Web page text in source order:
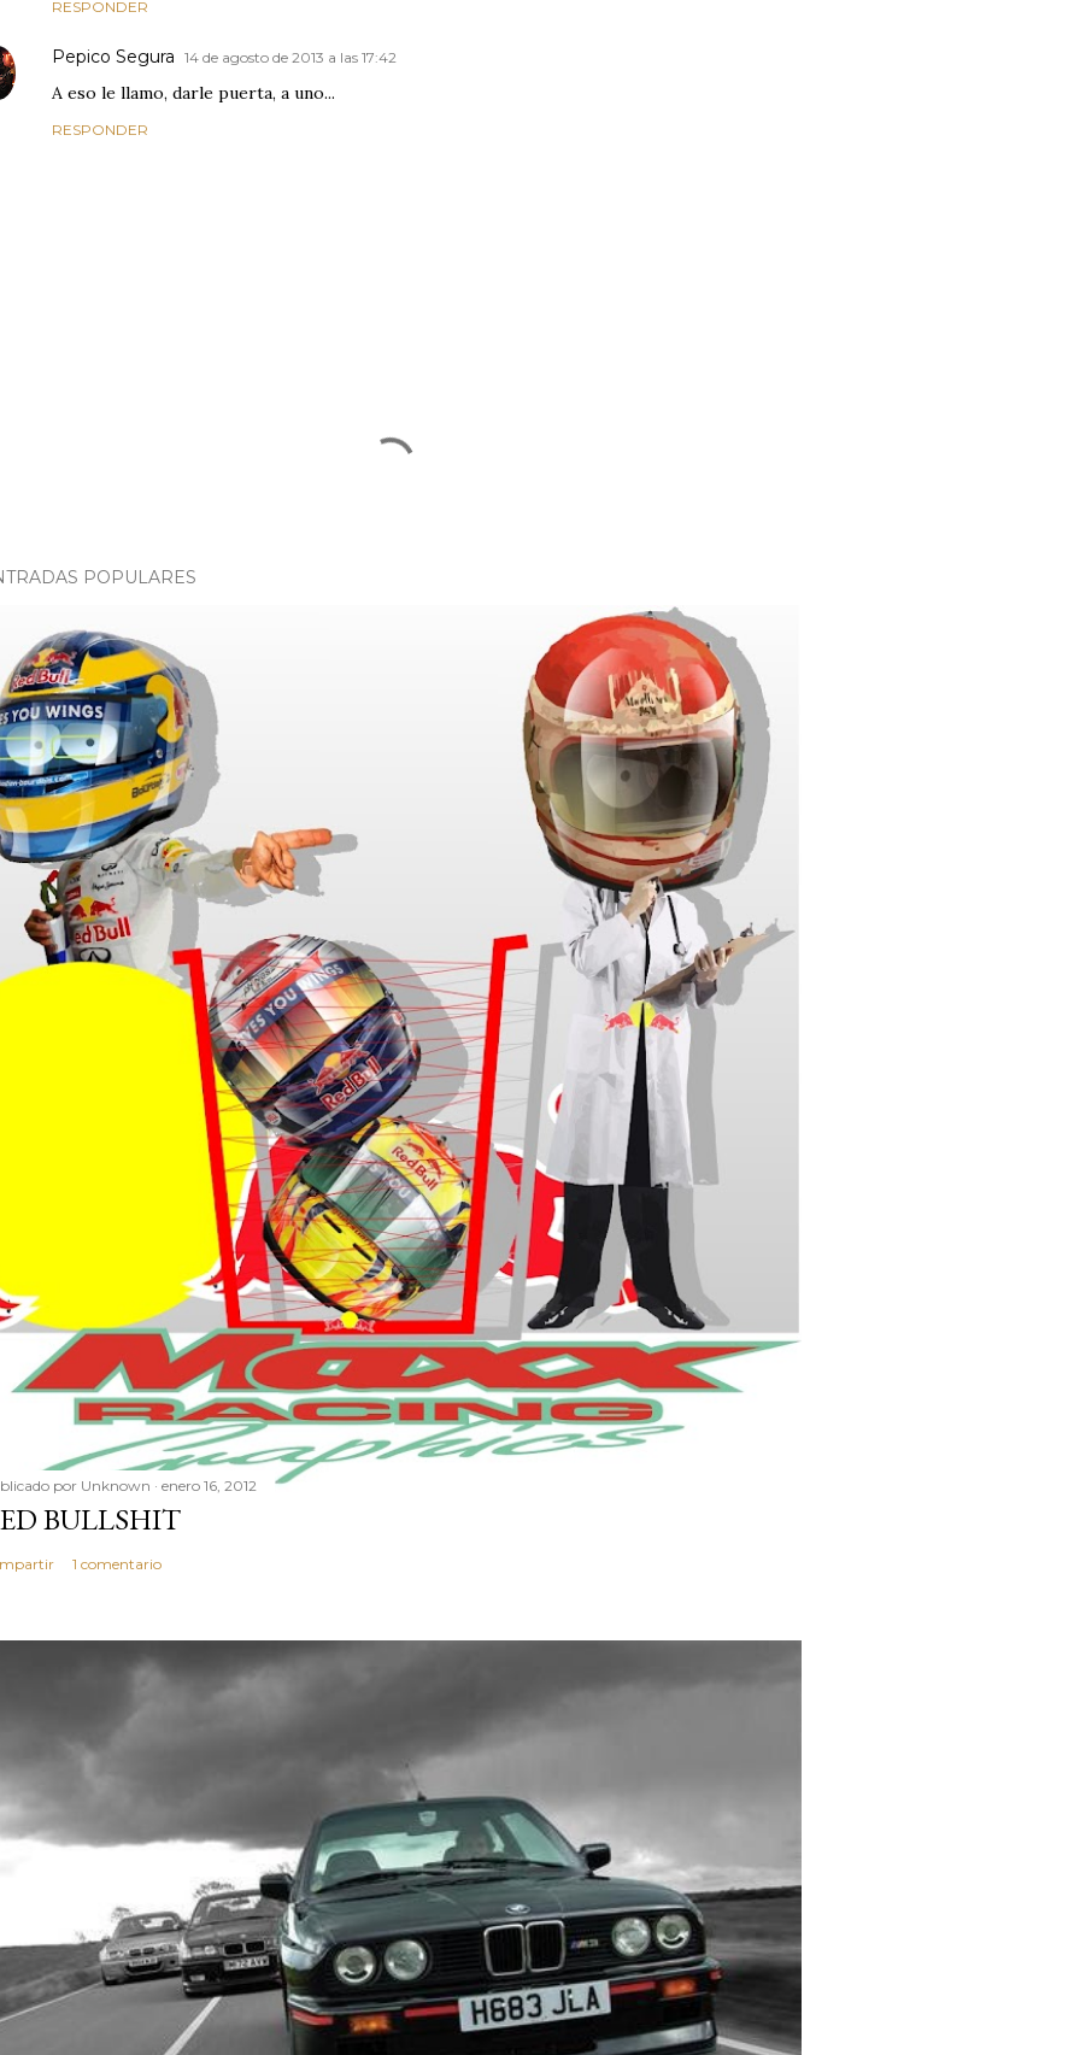
RESPONDER
Pepico Segura 14 de agosto de 2013 a las 17:42
A eso le llamo, darle puerta, a uno...
RESPONDER
POPULARES
por Unknown enero 16, 2012
BULLSHIT
1 comentario